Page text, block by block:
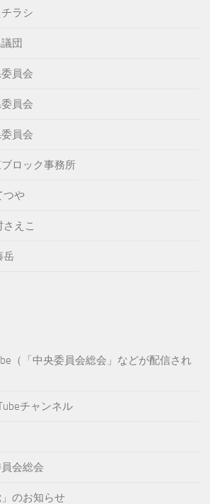
ラシ
団
員会
員会
員会
ロック事務所
つや
えこ
岳
（「中央委員会総会」などが配信され
チャンネル
会総会
」のお知らせ